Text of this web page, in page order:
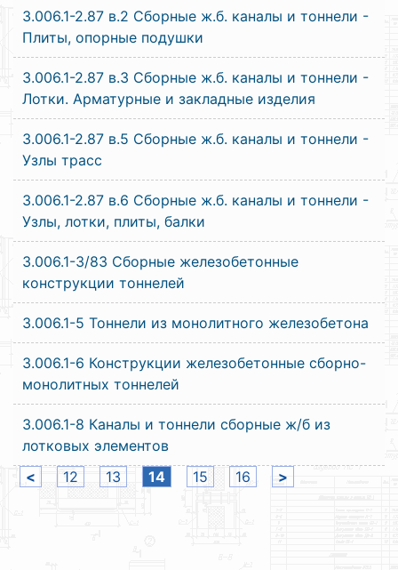
3.006.1-2.87 в.2 Сборные ж.б. каналы и тоннели -
Плиты, опорные подушки
3.006.1-2.87 в.3 Сборные ж.б. каналы и тоннели -
Лотки. Арматурные и закладные изделия
3.006.1-2.87 в.5 Сборные ж.б. каналы и тоннели -
Узлы трасс
3.006.1-2.87 в.6 Сборные ж.б. каналы и тоннели -
Узлы, лотки, плиты, балки
3.006.1-3/83 Сборные железобетонные
конструкции тоннелей
3.006.1-5 Тоннели из монолитного железобетона
3.006.1-6 Конструкции железобетонные сборно-
монолитных тоннелей
3.006.1-8 Каналы и тоннели сборные ж/б из
лотковых элементов
<
12 13 14 15 16 >